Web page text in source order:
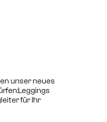
unser neues
für Ihr